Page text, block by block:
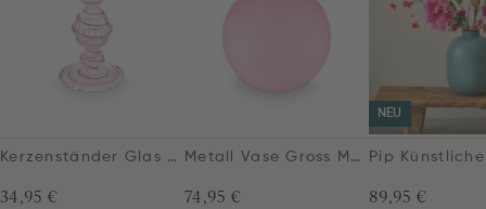
Kerzenständer Glas Strudel Rosa 22cm
34,95 €
Metall Vase Gross Matt Hellrosa 42cm
74,95 €
NEU
89,95 €